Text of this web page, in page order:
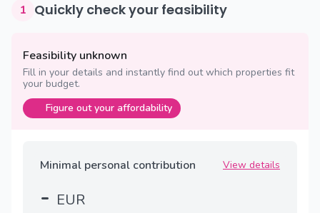
1 Quickly check your feasibility
Feasibility unknown
Fill in your details and instantly find out which properties fit
your budget.
Figure out your affordability
Minimal personal contribution View details
- EUR